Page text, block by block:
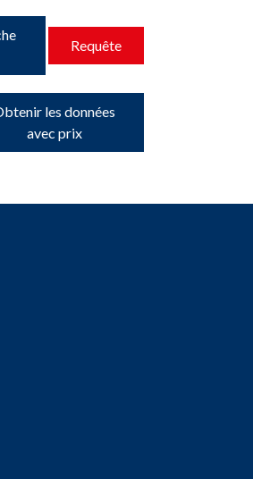
Requête
les données
avec prix